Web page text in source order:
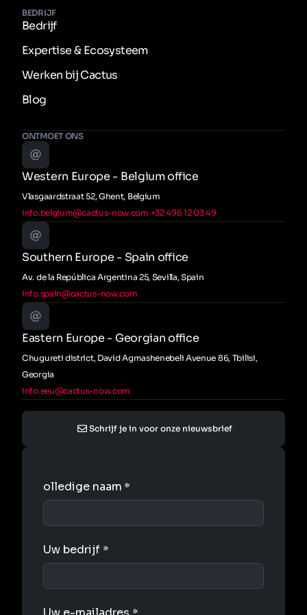
BEDRIJF
Bedrijf
Expertise & Ecosysteem
Werken bij Cactus
Blog
ONTMOET ONS
Western Europe - Belgium office
Vlasgaardstraat 52, Ghent, Belgium
info.belgium@cactus-now.com +32 496 12 03 49
Southern Europe - Spain office
Av. de la República Argentina 25, Sevilla, Spain
info.spain@cactus-now.com
Eastern Europe - Georgian office
Chugureti district, David Agmashenebeli Avenue 86, Tbilisi,
Georgia
info.eeu@cactus-now.com
Schrijf je in voor onze nieuwsbrief